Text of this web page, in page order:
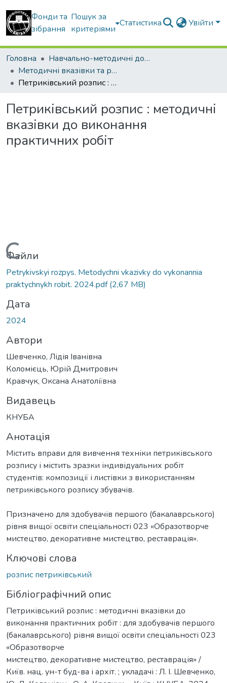
Фонди та
зібрання
Пошук за
критеріями
Статистика Увійти
Головна
Навчально-методичні документи
Методичні вказівки та рекомендації
Петриківський розпис : методичні вказівки до виконання практичних робіт
Петриківський розпис : методичні
вказівки до виконання
практичних робіт
Вантажиться...
Файли
Petrykivskyi rozpys. Metodychni vkazivky do vykonannia
praktychnykh robit. 2024.pdf(2,67 MB)
Дата
2024
Автори
Шевченко, Лідія Іванівна
Коломієць, Юрій Дмитрович
Кравчук, Оксана Анатоліївна
Видавець
КНУБА
Анотація
Містить вправи для вивчення техніки петриківського
розпису і містить зразки індивідуальних робіт
студентів: композиції і листівки з використанням
петриківського розпису збувачів.
Призначено для здобувачів першого (бакалаврського)
рівня вищої освіти спеціальності 023 «Образотворче
мистецтво, декоративне мистецтво, реставрація».
Ключові слова
розпис петриківський
Бібліографічний опис
Петриківський розпис : методичні вказівки до
виконання практичних робіт : для здобувачів першого
(бакалаврського) рівня вищої освіти спеціальності 023
«Образотворче
мистецтво, декоративне мистецтво, реставрація» /
Київ. нац. ун-т буд-ва і архіт. ; укладачі : Л. І. Шевченко,